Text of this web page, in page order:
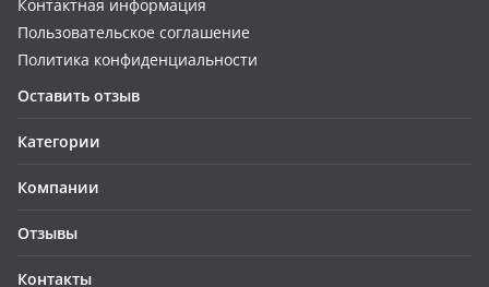
Контактная информация
Пользовательское соглашение
Политика конфиденциальности
Оставить отзыв
Категории
Компании
Отзывы
Контакты